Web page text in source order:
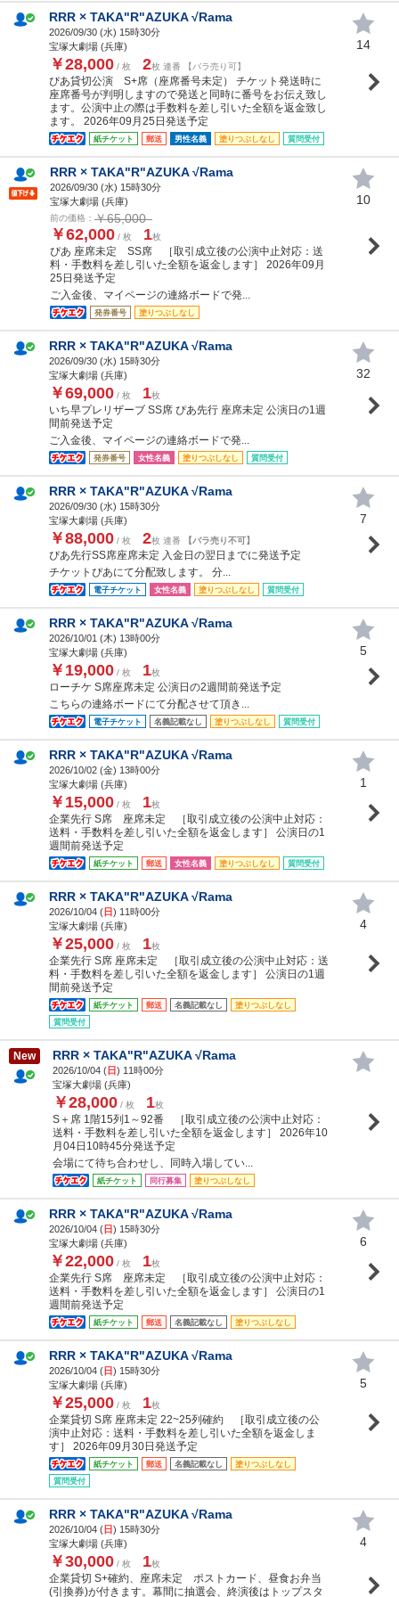
RRR × TAKA"R"AZUKA √Rama
2026/09/30 (水) 15時30分
宝塚大劇場 (兵庫)
￥28,000 / 枚 2枚 連番 【バラ売り可】
ぴあ貸切公演 S+席（座席番号未定） チケット発送時に
座席番号が判明しますので発送と同時に番号をお伝え致し
ます。公演中止の際は手数料を差し引いた全額を返金致し
ます。 2026年09月25日発送予定
紙チケット 郵送 男性名義 塗りつぶしなし 質問受付
14
RRR × TAKA"R"AZUKA √Rama
2026/09/30 (水) 15時30分
宝塚大劇場 (兵庫)
前の価格： ￥65,000
￥62,000 / 枚 1枚
ぴあ 座席未定 SS席 ［取引成立後の公演中止対応：送
料・手数料を差し引いた全額を返金します］ 2026年09月
25日発送予定
ご入金後、マイページの連絡ボードで発...
発券番号 塗りつぶしなし
10
RRR × TAKA"R"AZUKA √Rama
2026/09/30 (水) 15時30分
宝塚大劇場 (兵庫)
￥69,000 / 枚 1枚
いち早プレリザーブ SS席 ぴあ先行 座席未定 公演日の1週
間前発送予定
ご入金後、マイページの連絡ボードで発...
発券番号 女性名義 塗りつぶしなし 質問受付
32
RRR × TAKA"R"AZUKA √Rama
2026/09/30 (水) 15時30分
宝塚大劇場 (兵庫)
￥88,000 / 枚 2枚 連番 【バラ売り不可】
ぴあ先行SS席座席未定 入金日の翌日までに発送予定
チケットぴあにて分配致します。 分...
電子チケット 女性名義 塗りつぶしなし 質問受付
7
RRR × TAKA"R"AZUKA √Rama
2026/10/01 (木) 13時00分
宝塚大劇場 (兵庫)
￥19,000 / 枚 1枚
ローチケ S席座席未定 公演日の2週間前発送予定
こちらの連絡ボードにて分配させて頂き...
電子チケット 名義記載なし 塗りつぶしなし 質問受付
5
RRR × TAKA"R"AZUKA √Rama
2026/10/02 (金) 13時00分
宝塚大劇場 (兵庫)
￥15,000 / 枚 1枚
企業先行 S席 座席未定 ［取引成立後の公演中止対応：
送料・手数料を差し引いた全額を返金します］ 公演日の1
週間前発送予定
紙チケット 郵送 女性名義 塗りつぶしなし 質問受付
1
RRR × TAKA"R"AZUKA √Rama
2026/10/04 (日) 11時00分
宝塚大劇場 (兵庫)
￥25,000 / 枚 1枚
企業先行 S席 座席未定 ［取引成立後の公演中止対応：送
料・手数料を差し引いた全額を返金します］ 公演日の1週
間前発送予定
紙チケット 郵送 名義記載なし
塗りつぶしなし
質問受付
4
New RRR × TAKA"R"AZUKA √Rama
2026/10/04 (日) 11時00分
宝塚大劇場 (兵庫)
￥28,000 / 枚 1枚
S＋席 1階15列1～92番 ［取引成立後の公演中止対応：
送料・手数料を差し引いた全額を返金します］ 2026年10
月04日10時45分発送予定
会場にて待ち合わせし、同時入場してい...
紙チケット 同行募集 塗りつぶしなし
RRR × TAKA"R"AZUKA √Rama
2026/10/04 (日) 15時30分
宝塚大劇場 (兵庫)
￥22,000 / 枚 1枚
企業先行 S席 座席未定 ［取引成立後の公演中止対応：
送料・手数料を差し引いた全額を返金します］ 公演日の1
週間前発送予定
紙チケット 郵送 名義記載なし 塗りつぶしなし
6
RRR × TAKA"R"AZUKA √Rama
2026/10/04 (日) 15時30分
宝塚大劇場 (兵庫)
￥25,000 / 枚 1枚
企業貸切 S席 座席未定 22~25列確約 ［取引成立後の公
演中止対応：送料・手数料を差し引いた全額を返金しま
す］ 2026年09月30日発送予定
紙チケット 郵送 名義記載なし
塗りつぶしなし
質問受付
5
RRR × TAKA"R"AZUKA √Rama
2026/10/04 (日) 15時30分
宝塚大劇場 (兵庫)
￥30,000 / 枚 1枚
企業貸切 S+確約、座席未定 ポストカード、昼食お弁当
(引換券)が付きます。幕間に抽選会、終演後はトップスタ
4